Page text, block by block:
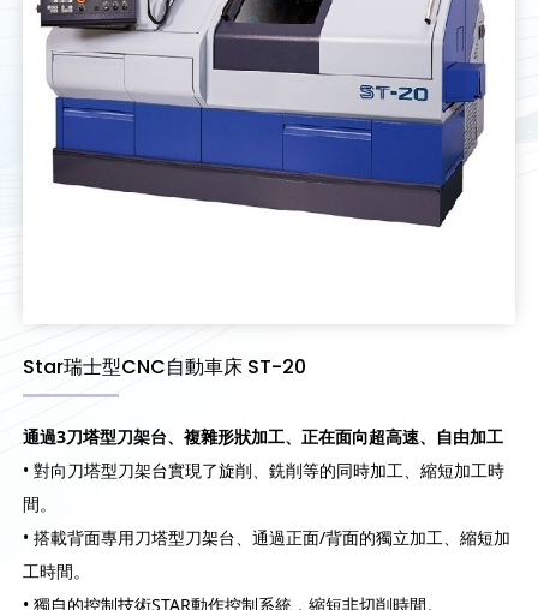
Star瑞士型CNC自動車床 ST-20
通過3刀塔型刀架台、複雜形狀加工、正在面向超高速、自由加工
• 對向刀塔型刀架台實現了旋削、銑削等的同時加工、縮短加工時
間。
• 搭載背面專用刀塔型刀架台、通過正面/背面的獨立加工、縮短加
工時間。
• 獨自的控制技術STAR動作控制系統，縮短非切削時間。